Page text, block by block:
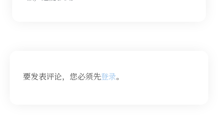
要发表评论，您必须先登录。